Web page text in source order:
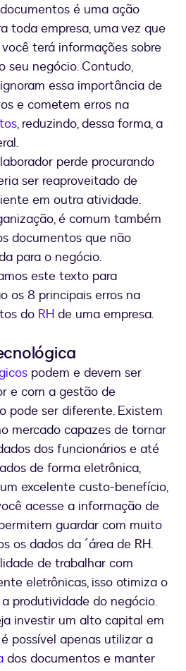
é uma ação
toda empresa, uma vez que
terá informações sobre
seu negócio. Contudo,
essa importância de
e cometem erros na
, reduzindo, dessa forma, a
perde procurando
ser reaproveitado de
em outra atividade.
é comum também
documentos que não
para o negócio.
este texto para
os 8 principais erros na
do RH de uma empresa.
podem e devem ser
e com a gestão de
pode ser diferente. Existem
mercado capazes de tornar
dos funcionários e até
de forma eletrônica,
excelente custo-benefício,
acesse a informação de
guardar com muito
os dados da ´área de RH.
de trabalhar com
eletrônicas, isso otimiza o
produtividade do negócio.
investir um alto capital em
possível apenas utilizar a
dos documentos e manter